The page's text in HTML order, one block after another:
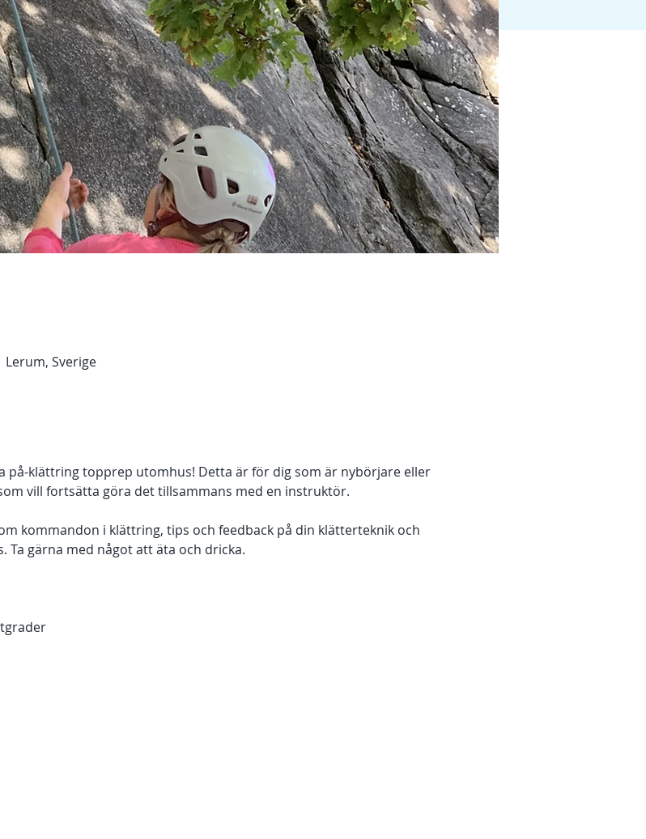
Sverige
på-klättring topprep utomhus! Detta är för dig som är nybörjare eller
vill fortsätta göra det tillsammans med en instruktör.
kommandon i klättring, tips och feedback på din klätterteknik och
Ta gärna med något att äta och dricka.